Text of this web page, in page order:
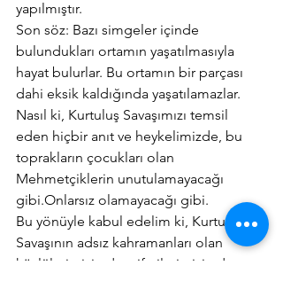
yapılmıştır.
Son söz: Bazı simgeler içinde
bulundukları ortamın yaşatılmasıyla
hayat bulurlar. Bu ortamın bir parçası
dahi eksik kaldığında yaşatılamazlar.
Nasıl ki, Kurtuluş Savaşımızı temsil
eden hiçbir anıt ve heykelimizde, bu
toprakların çocukları olan
Mehmetçiklerin unutulamayacağı
gibi.Onlarsız olamayacağı gibi.
Bu yönüyle kabul edelim ki, Kurtuluş
Savaşının adsız kahramanları olan
köylülerimizin de, çiftçilerimizin de,